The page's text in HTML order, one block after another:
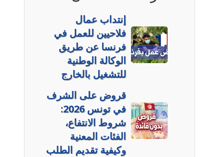
إنتداب عمال
فلاحيين للعمل في
فرنسا عن طريق
الوكالة الوطنية
للتشغيل بالخارج
قروض على الشرف
في تونس 2026:
شروط الانتفاع،
الفئات المعنية
وكيفية تقديم الطلب